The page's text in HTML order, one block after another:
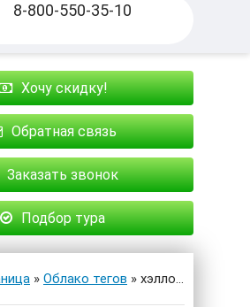
8-800-550-35-10
Хочу скидку!
Обратная связь
Заказать звонок
Подбор тура
» Облако тегов » хэллоуин